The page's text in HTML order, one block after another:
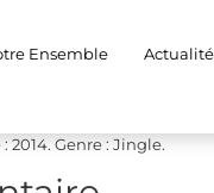
Ensemble
Genre : Jingle.